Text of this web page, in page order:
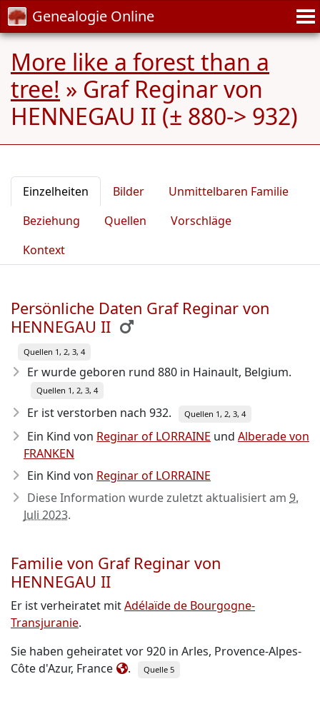
Genealogie Online
More like a forest than a
tree! » Graf Reginar von
HENNEGAU II (± 880-> 932)
Einzelheiten Bilder
Unmittelbaren Familie
Beziehung
Quellen
Vorschläge
Kontext
Persönliche Daten Graf Reginar von
HENNEGAU II
Quellen 1, 2, 3, 4
Er wurde geboren rund 880 in Hainault, Belgium.
Quellen 1, 2, 3, 4
Er ist verstorben nach 932. Quellen 1, 2, 3, 4
Ein Kind von Reginar of LORRAINE und Alberade von
FRANKEN
Ein Kind von Reginar of LORRAINE
Diese Information wurde zuletzt aktualisiert am 9.
Juli 2023.
Familie von Graf Reginar von
HENNEGAU II
Er ist verheiratet mitAdélaïde de Bourgogne-
Transjuranie.
Sie haben geheiratet vor 920 in Arles, Provence-Alpes-
Côte d'Azur, France
. Quelle 5